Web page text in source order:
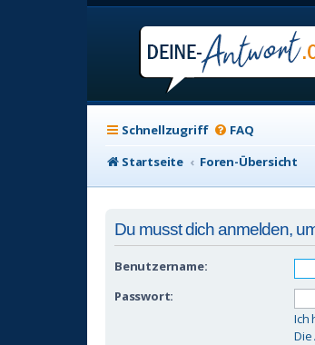
Schnellzugriff FAQ
Startseite
Foren-Übersicht
Du musst dich anmelden,
Benutzername:
Passwort:
Ich
Die